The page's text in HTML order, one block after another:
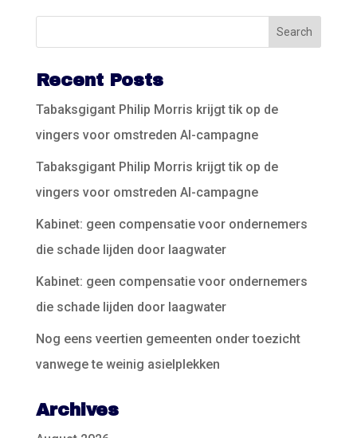
Recent Posts
Tabaksgigant Philip Morris krijgt tik op de
vingers voor omstreden AI-campagne
Tabaksgigant Philip Morris krijgt tik op de
vingers voor omstreden AI-campagne
Kabinet: geen compensatie voor ondernemers
die schade lijden door laagwater
Kabinet: geen compensatie voor ondernemers
die schade lijden door laagwater
Nog eens veertien gemeenten onder toezicht
vanwege te weinig asielplekken
Archives